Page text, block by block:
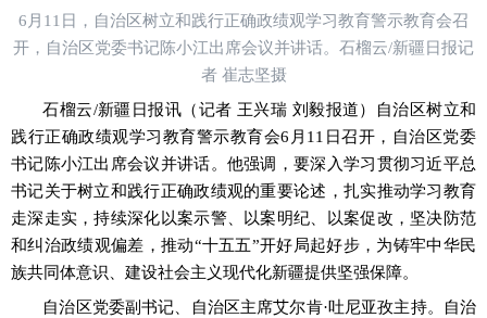
6月11日，自治区树立和践行正确政绩观学习教育警示教育会召
开，自治区党委书记陈小江出席会议并讲话。石榴云/新疆日报记
者 崔志坚摄
石榴云/新疆日报讯（记者 王兴瑞 刘毅报道）自治区树立和
践行正确政绩观学习教育警示教育会6月11日召开，自治区党委
书记陈小江出席会议并讲话。他强调，要深入学习贯彻习近平总
书记关于树立和践行正确政绩观的重要论述，扎实推动学习教育
走深走实，持续深化以案示警、以案明纪、以案促改，坚决防范
和纠治政绩观偏差，推动“十五五”开好局起好步，为铸牢中华民
族共同体意识、建设社会主义现代化新疆提供坚强保障。
自治区党委副书记、自治区主席艾尔肯·吐尼亚孜主持。自治